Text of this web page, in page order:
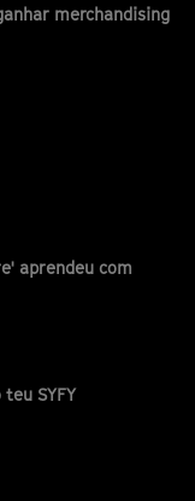
merchandising
aprendeu com
SYFY